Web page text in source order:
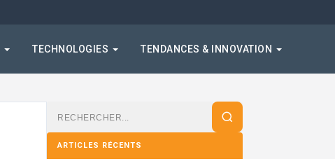
TECHNOLOGIES TENDANCES & INNOVATION
Rechercher
ARTICLES RÉCENTS